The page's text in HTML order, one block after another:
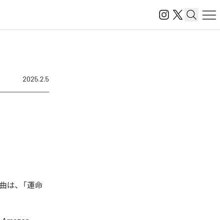
2025.2.5
は、「運命